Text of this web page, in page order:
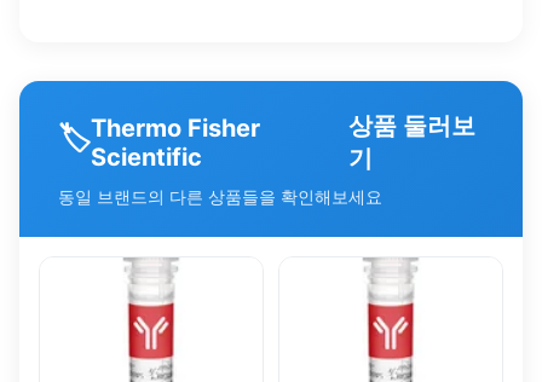
🏷️Thermo Fisher
Scientific
상품 둘러보
기
동일 브랜드의 다른 상품들을 확인해보세요